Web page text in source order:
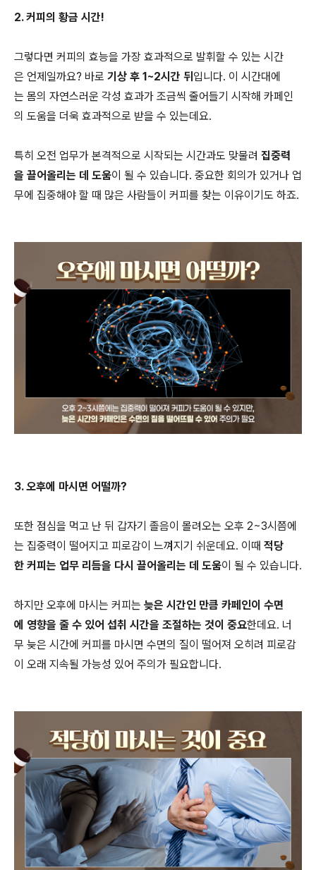
2. 커피의 황금 시간!
그렇다면 커피의 효능을 가장 효과적으로 발휘할 수 있는 시간
은 언제일까요? 바로 기상 후 1~2시간 뒤 입니다. 이 시간대에
는 몸의 자연스러운 각성 효과가 조금씩 줄어들기 시작해 카페인
의 도움을 더욱 효과적으로 받을 수 있는데요.
특히 오전 업무가 본격적으로 시작되는 시간과도 맞물려 집중력
을 끌어올리는 데 도움이 될 수 있습니다. 중요한 회의가 있거나 업
무에 집중해야 할 때 많은 사람들이 커피를 찾는 이유이기도 하죠.
3. 오후에 마시면 어떨까?
또한 점심을 먹고 난 뒤 갑자기 졸음이 몰려오는 오후 2~3시쯤에
는 집중력이 떨어지고 피로감이 느껴지기 쉬운데요. 이때 적당
한 커피는 업무 리듬을 다시 끌어올리는 데 도움이 될 수 있습니다.
하지만 오후에 마시는 커피는 늦은 시간인 만큼 카페인이 수면
에 영향을 줄 수 있어 섭취 시간을 조절하는 것이 중요한데요. 너
무 늦은 시간에 커피를 마시면 수면의 질이 떨어져 오히려 피로감
이 오래 지속될 가능성 있어 주의가 필요합니다.